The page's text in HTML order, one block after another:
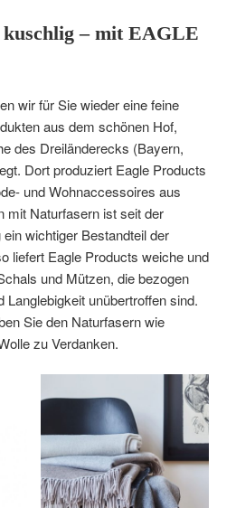
– mit EAGLE
wir für Sie wieder eine feine
aus dem schönen Hof,
des Dreiländerecks (Bayern,
Dort produziert Eagle Products
und Wohnaccessoires aus
mit Naturfasern ist seit der
wichtiger Bestandteil der
liefert Eagle Products weiche und
und Mützen, die bezogen
Langlebigkeit unübertroffen sind.
Sie den Naturfasern wie
zu Verdanken.